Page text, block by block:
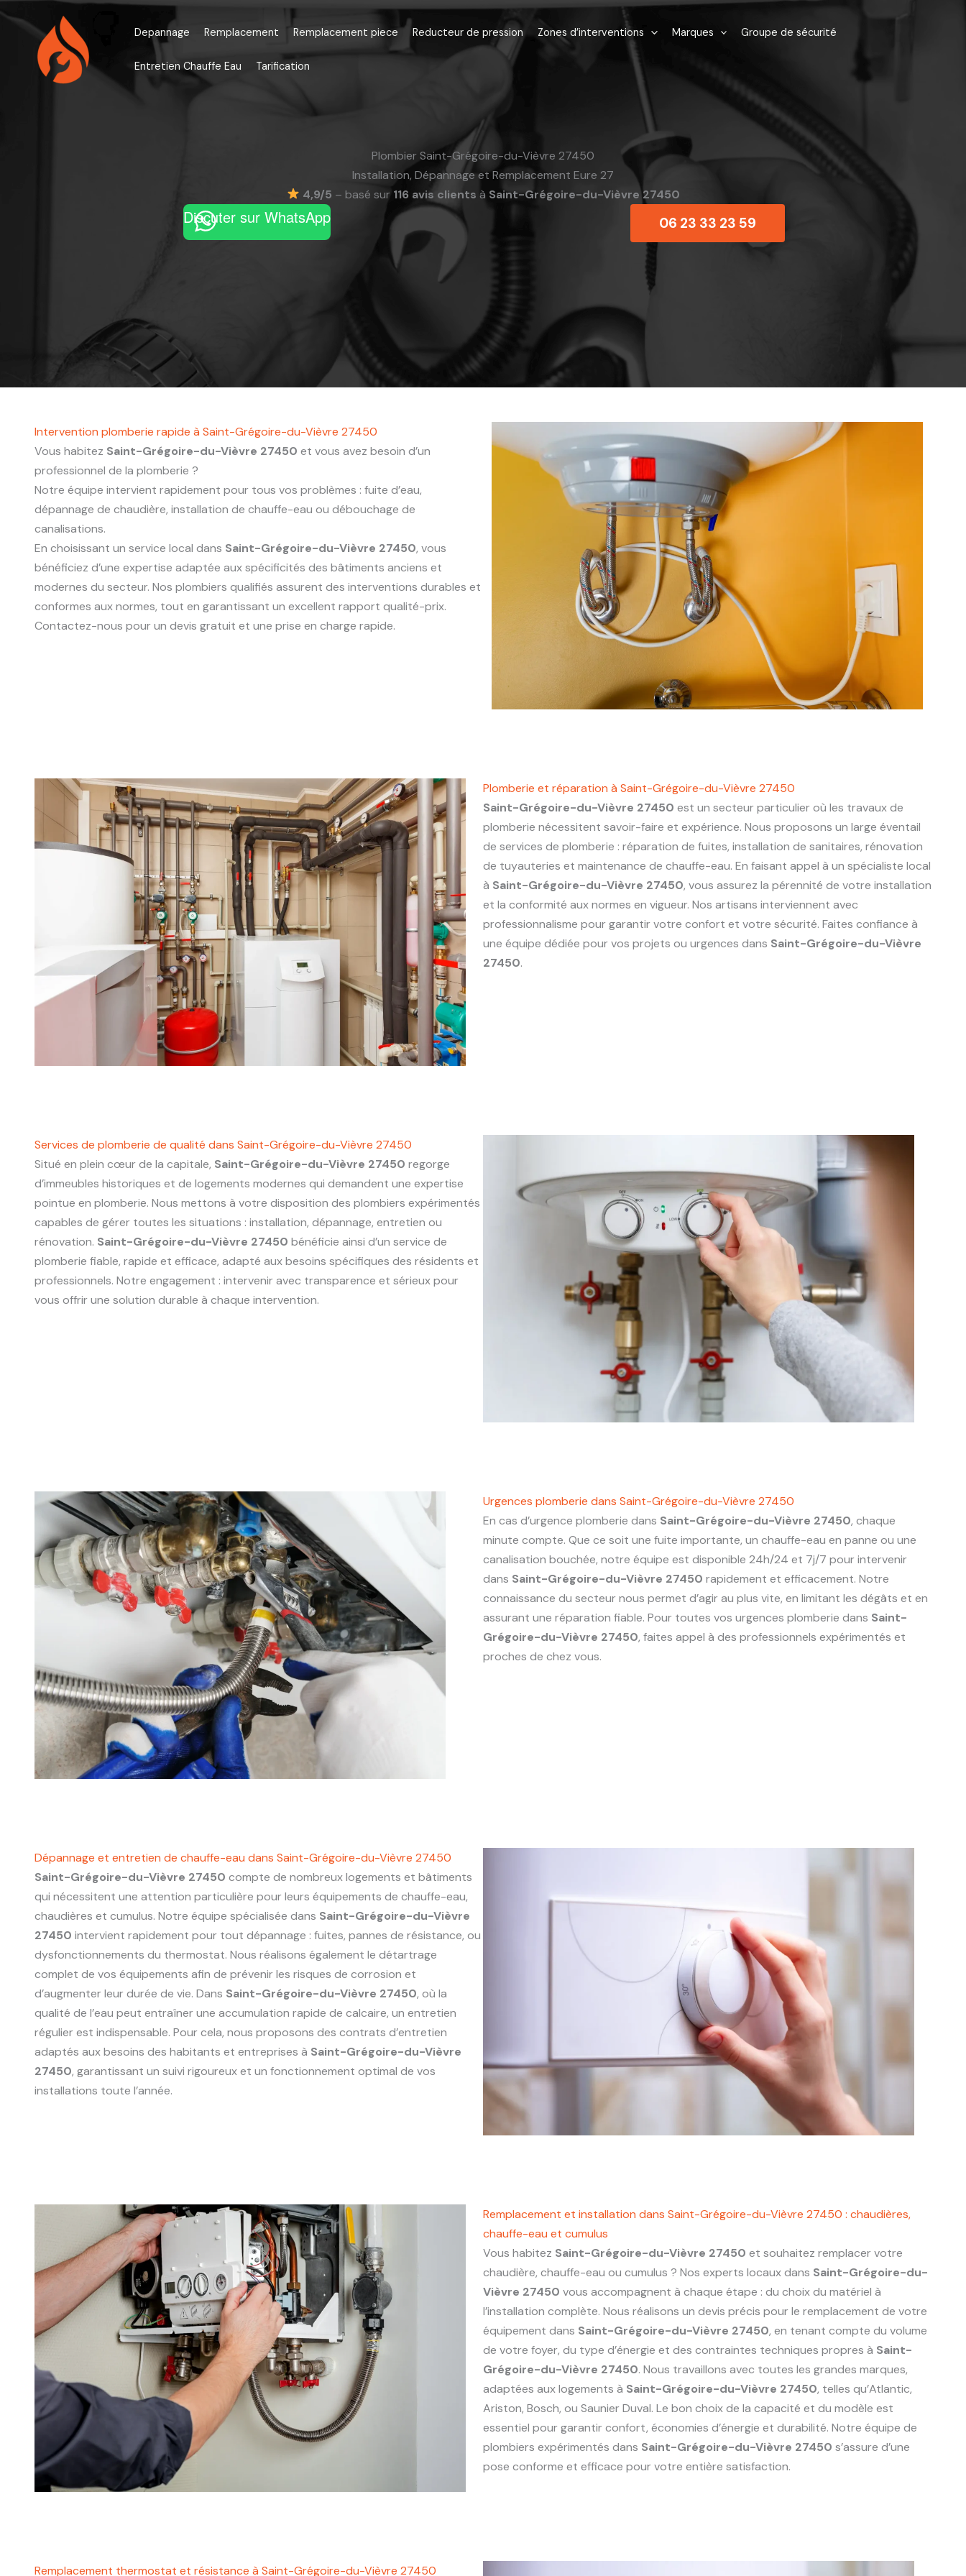
Aller
contenu
Depannage Remplacement Remplacement piece Reducteur de pression Zones d’interventions Marques Groupe de sécurité
Entretien Chauffe Eau Tarification
Plombier Saint-Grégoire-du-Vièvre 27450
Installation, Dépannage et Remplacement Eure 27
4,9/5 – basé sur 116 avis clients à Saint-Grégoire-du-Vièvre 27450
Discuter sur WhatsApp 06 23 33 23 59
Intervention plomberie rapide à Saint-Grégoire-du-Vièvre 27450
Vous habitez Saint-Grégoire-du-Vièvre 27450 et vous avez besoin d’un
professionnel de la plomberie ?
Notre équipe intervient rapidement pour tous vos problèmes : fuite d’eau,
dépannage de chaudière, installation de chauffe-eau ou débouchage de
canalisations.
En choisissant un service local dans Saint-Grégoire-du-Vièvre 27450, vous
bénéficiez d’une expertise adaptée aux spécificités des bâtiments anciens et
modernes du secteur. Nos plombiers qualifiés assurent des interventions durables et
conformes aux normes, tout en garantissant un excellent rapport qualité-prix.
Contactez-nous pour un devis gratuit et une prise en charge rapide.
Plomberie et réparation à Saint-Grégoire-du-Vièvre 27450
Saint-Grégoire-du-Vièvre 27450 est un secteur particulier où les travaux de
plomberie nécessitent savoir-faire et expérience. Nous proposons un large éventail
de services de plomberie : réparation de fuites, installation de sanitaires, rénovation
de tuyauteries et maintenance de chauffe-eau. En faisant appel à un spécialiste local
à Saint-Grégoire-du-Vièvre 27450, vous assurez la pérennité de votre installation
et la conformité aux normes en vigueur. Nos artisans interviennent avec
professionnalisme pour garantir votre confort et votre sécurité. Faites confiance à
une équipe dédiée pour vos projets ou urgences dans Saint-Grégoire-du-Vièvre
27450.
Services de plomberie de qualité dans Saint-Grégoire-du-Vièvre 27450
Situé en plein cœur de la capitale, Saint-Grégoire-du-Vièvre 27450 regorge
d’immeubles historiques et de logements modernes qui demandent une expertise
pointue en plomberie. Nous mettons à votre disposition des plombiers expérimentés
capables de gérer toutes les situations : installation, dépannage, entretien ou
rénovation. Saint-Grégoire-du-Vièvre 27450 bénéficie ainsi d’un service de
plomberie fiable, rapide et efficace, adapté aux besoins spécifiques des résidents et
professionnels. Notre engagement : intervenir avec transparence et sérieux pour
vous offrir une solution durable à chaque intervention.
Urgences plomberie dans Saint-Grégoire-du-Vièvre 27450
En cas d’urgence plomberie dans Saint-Grégoire-du-Vièvre 27450, chaque
minute compte. Que ce soit une fuite importante, un chauffe-eau en panne ou une
canalisation bouchée, notre équipe est disponible 24h/24 et 7j/7 pour intervenir
dans Saint-Grégoire-du-Vièvre 27450 rapidement et efficacement. Notre
connaissance du secteur nous permet d’agir au plus vite, en limitant les dégâts et en
assurant une réparation fiable. Pour toutes vos urgences plomberie dans Saint-
Grégoire-du-Vièvre 27450, faites appel à des professionnels expérimentés et
proches de chez vous.
Dépannage et entretien de chauffe-eau dans Saint-Grégoire-du-Vièvre 27450
Saint-Grégoire-du-Vièvre 27450 compte de nombreux logements et bâtiments
qui nécessitent une attention particulière pour leurs équipements de chauffe-eau,
chaudières et cumulus. Notre équipe spécialisée dans Saint-Grégoire-du-Vièvre
27450 intervient rapidement pour tout dépannage : fuites, pannes de résistance, ou
dysfonctionnements du thermostat. Nous réalisons également le détartrage
complet de vos équipements afin de prévenir les risques de corrosion et
d’augmenter leur durée de vie. Dans Saint-Grégoire-du-Vièvre 27450, où la
qualité de l’eau peut entraîner une accumulation rapide de calcaire, un entretien
régulier est indispensable. Pour cela, nous proposons des contrats d’entretien
adaptés aux besoins des habitants et entreprises à Saint-Grégoire-du-Vièvre
27450, garantissant un suivi rigoureux et un fonctionnement optimal de vos
installations toute l’année.
Remplacement et installation dans Saint-Grégoire-du-Vièvre 27450 : chaudières,
chauffe-eau et cumulus
Vous habitez Saint-Grégoire-du-Vièvre 27450 et souhaitez remplacer votre
chaudière, chauffe-eau ou cumulus ? Nos experts locaux dans Saint-Grégoire-du-
Vièvre 27450 vous accompagnent à chaque étape : du choix du matériel à
l’installation complète. Nous réalisons un devis précis pour le remplacement de votre
équipement dans Saint-Grégoire-du-Vièvre 27450, en tenant compte du volume
de votre foyer, du type d’énergie et des contraintes techniques propres à Saint-
Grégoire-du-Vièvre 27450. Nous travaillons avec toutes les grandes marques,
adaptées aux logements à Saint-Grégoire-du-Vièvre 27450, telles qu’Atlantic,
Ariston, Bosch, ou Saunier Duval. Le bon choix de la capacité et du modèle est
essentiel pour garantir confort, économies d’énergie et durabilité. Notre équipe de
plombiers expérimentés dans Saint-Grégoire-du-Vièvre 27450 s’assure d’une
pose conforme et efficace pour votre entière satisfaction.
Remplacement thermostat et résistance à Saint-Grégoire-du-Vièvre 27450